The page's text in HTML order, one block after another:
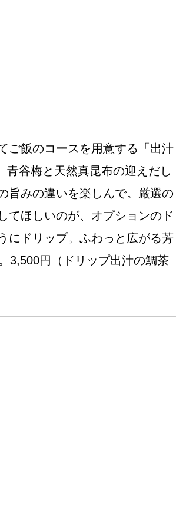
の本
ント
ご飯のコースを用意する「出汁
青谷梅と天然真昆布の迎えだし
旨みの違いを楽しんで。厳選の
てほしいのが、オプションのド
にドリップ。ふわっと広がる芳
3,500円（ドリップ出汁の鯛茶